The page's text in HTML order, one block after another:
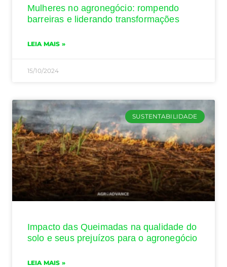
Mulheres no agronegócio: rompendo
barreiras e liderando transformações
LEIA MAIS »
15/10/2024
SUSTENTABILIDADE
Impacto das Queimadas na qualidade do
solo e seus prejuízos para o agronegócio
LEIA MAIS »